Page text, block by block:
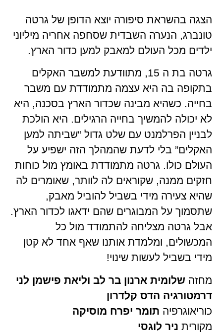
הצגה בהשראת סיפורה יוצא הדופן של גרטה
טונברג, הנערה השבדית שסחפה אחריה מיליוני
ילדים מכל העולם למאבק למען כדור הארץ.
גרטה בת ה 15, מתוודעת למשבר האקלים
בתקופה בה היא עצמה מתמודדת עם משבר
בחייה. כשהיא מבינה שכדור הארץ בסכנה, היא
לא יכולה להמשיך בחייה הרגילים. היא הולכת
לבניין הפרלמנט עם שלט גדול “שביתה למען
האקלים” בלי לדעת שהמהלך הזה ישפיע על
העולם כולו. גרטה מתמודדת באומץ מול כוחות
חזקים ממנה, שקוראים לה לוותר, שאומרים לה
שהיא צעירה מידי בשביל להוביל מאבק,
שתסמוך על המבוגרים שהם ידאגו לכדור הארץ.
אבל גרטה מצליחה להתמודד מול כל
המכשולים, ומלמדת אותנו שאף אחד לא קטן
מידי בשביל לעשות שינוי!
מחזה שלומית ארנון בר לב וליאת פישמן לני
דרמטורגיה הדס קלדרון
כוריאוגרפיה תומר יפרח מוסיקה
מקורית ניר לוגסי